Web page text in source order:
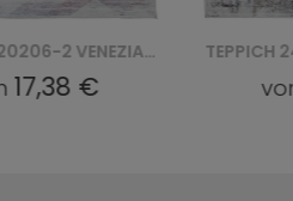
von17,38 €